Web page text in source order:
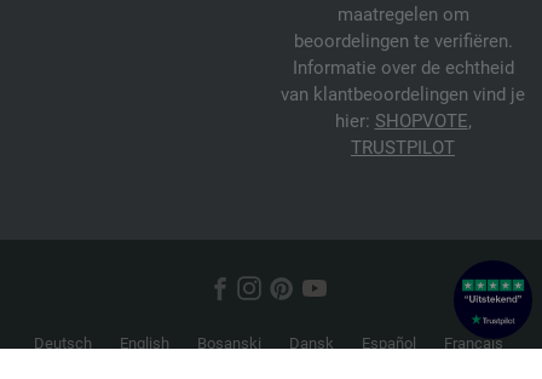
maatregelen om
beoordelingen te verifiëren.
Informatie over de echtheid
van klantbeoordelingen vind je
hier: SHOPVOTE,
TRUSTPILOT
Deutsch English Bosanski Dansk Español
Français